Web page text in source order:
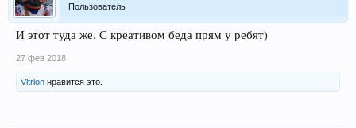
Пользователь
И этот туда же. С креативом беда прям у ребят)
27 фев 2018
Vitrion нравится это.